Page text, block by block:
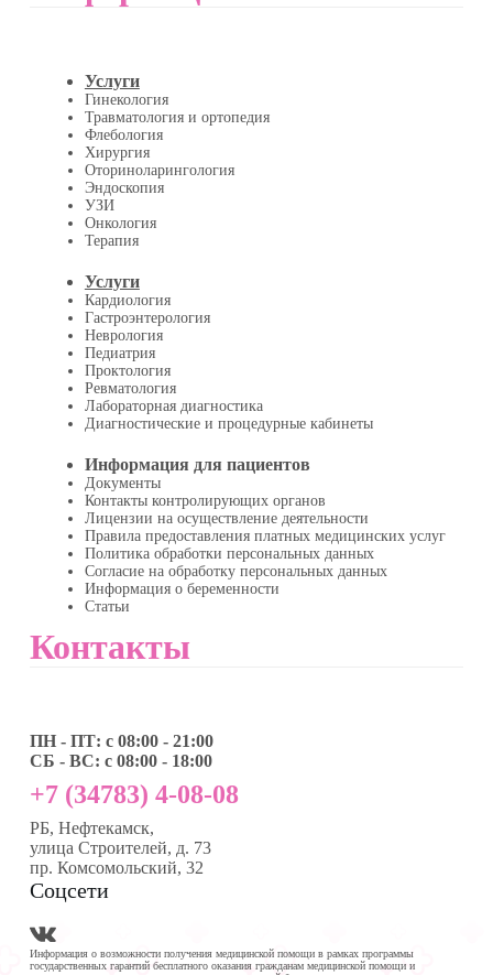
Услуги
Гинекология
Травматология и ортопедия
Флебология
Хирургия
Оториноларингология
Эндоскопия
УЗИ
Онкология
Терапия
Услуги
Кардиология
Гастроэнтерология
Неврология
Педиатрия
Проктология
Ревматология
Лабораторная диагностика
Диагностические и процедурные кабинеты
Информация для пациентов
Документы
Контакты контролирующих органов
Лицензии на осуществление деятельности
Правила предоставления платных медицинских услуг
Политика обработки персональных данных
Согласие на обработку персональных данных
Информация о беременности
Статьи
Контакты
ПН - ПТ: с 08:00 - 21:00
СБ - ВС: с 08:00 - 18:00
+7 (34783) 4-08-08
РБ, Нефтекамск,
улица Строителей, д. 73
пр. Комсомольский, 32
Соцсети
Информация о возможности получения медицинской помощи в рамках программы
государственных гарантий бесплатного оказания гражданам медицинской помощи и